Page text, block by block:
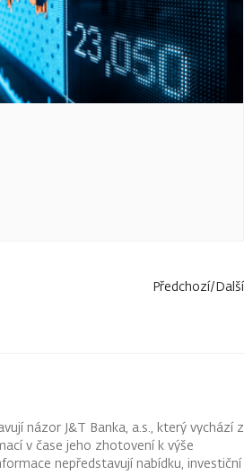
Předchozí/Další
názor J&T Banka, a.s., který vychází z
v čase jeho zhotovení k výše
nepředstavují nabídku, investiční